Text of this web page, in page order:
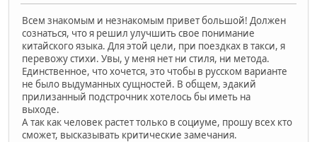
Всем знакомым и незнакомым привет большой! Должен
сознаться, что я решил улучшить свое понимание
китайского языка. Для этой цели, при поездках в такси, я
перевожу стихи. Увы, у меня нет ни стиля, ни метода.
Единственное, что хочется, это чтобы в русском варианте
не было выдуманных сущностей. В общем, эдакий
прилизанный подстрочник хотелось бы иметь на
выходе.
А так как человек растет только в социуме, прошу всех кто
сможет, высказывать критические замечания.